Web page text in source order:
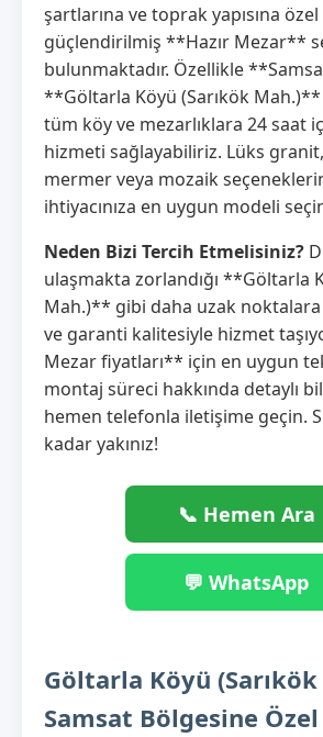
şartlarına ve toprak yapısına
güçlendirilmiş **Hazır Mezar**
bulunmaktadır. Özellikle
**Göltarla Köyü (Sarıkök
tüm köy ve mezarlıklara 24 saat
hizmeti sağlayabiliriz. Lüks
mermer veya mozaik
ihtiyacınıza en uygun modeli
Neden Bizi Tercih Etmelisiniz?
ulaşmakta zorlandığı **Göltarla
Mah.)** gibi daha uzak noktalara
ve garanti kalitesiyle hizmet
Mezar fiyatları** için en uygun
montaj süreci hakkında detaylı
hemen telefonla iletişime geçin.
kadar yakınız!
📞 Hemen Ara
💬 WhatsApp
Göltarla Köyü
Samsat Bölgesine